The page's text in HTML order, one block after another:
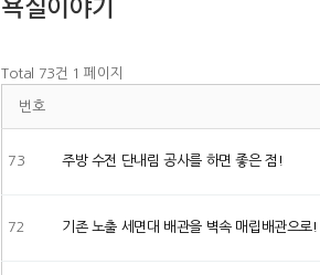
욕실이야기
Total 73건 1 페이지
번호
73 주방 수전 단내림 공사를 하면 좋은 점!
72 기존 노출 세면대 배관을 벽속 매립배관으로!